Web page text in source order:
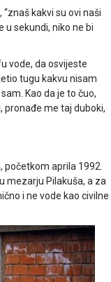
kakvi su ovi naši
u sekundi, niko ne bi
vode, da osvijeste
tugu kakvu nisam
Kao da je to čuo,
pronađe me taj duboki,
početkom aprila 1992.
mezarju Pilakuša, a za
i ne vode kao civilne